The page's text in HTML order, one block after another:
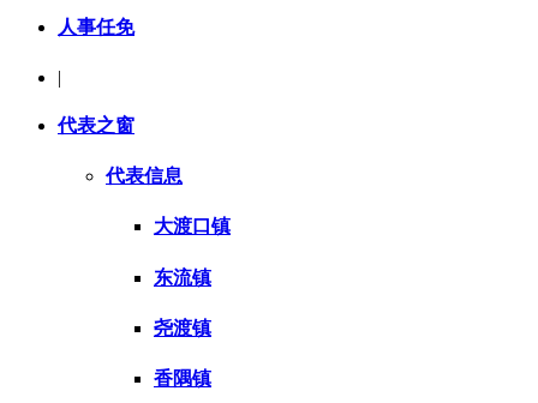
人事任免
|
代表之窗
代表信息
大渡口镇
东流镇
尧渡镇
香隅镇